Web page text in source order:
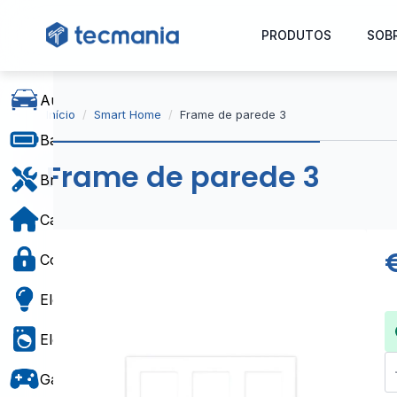
PRODUTOS
Baterias e Alimentação
Bricolage
Início Smart Home Frame de parede 3
Frame de parede 3